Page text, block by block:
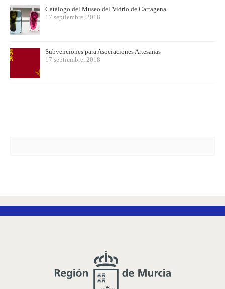
Catálogo del Museo del Vidrio de Cartagena
17 septiembre, 2018
Subvenciones para Asociaciones Artesanas
17 septiembre, 2018